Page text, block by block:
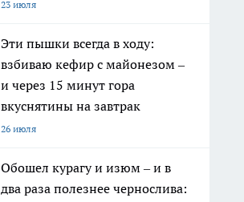
23 июля
Эти пышки всегда в ходу:
взбиваю кефир с майонезом –
и через 15 минут гора
вкуснятины на завтрак
26 июля
Обошел курагу и изюм – и в
два раза полезнее чернослива: